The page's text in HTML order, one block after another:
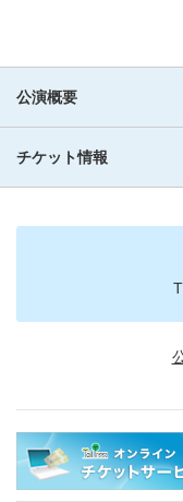
公演概要
チケット情報